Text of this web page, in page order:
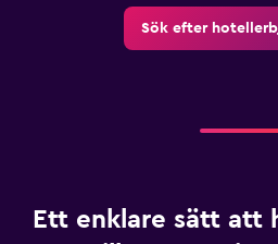
Flat-screen TV
Sök efter
Ett enklare sätt att